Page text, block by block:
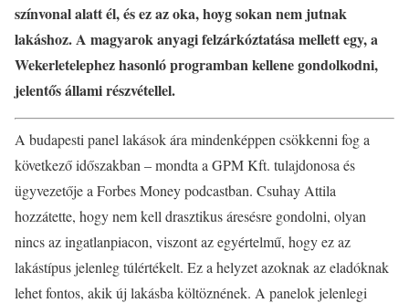
színvonal alatt él, és ez az oka, hoyg sokan nem jutnak
lakáshoz. A magyarok anyagi felzárkóztatása mellett egy, a
Wekerletelephez hasonló programban kellene gondolkodni,
jelentős állami részvétellel.
A budapesti panel lakások ára mindenképpen csökkenni fog a
következő időszakban – mondta a GPM Kft. tulajdonosa és
ügyvezetője a Forbes Money podcastban. Csuhay Attila
hozzátette, hogy nem kell drasztikus áresésre gondolni, olyan
nincs az ingatlanpiacon, viszont az egyértelmű, hogy ez az
lakástípus jelenleg túlértékelt. Ez a helyzet azoknak az eladóknak
lehet fontos, akik új lakásba költöznének. A panelok jelenlegi